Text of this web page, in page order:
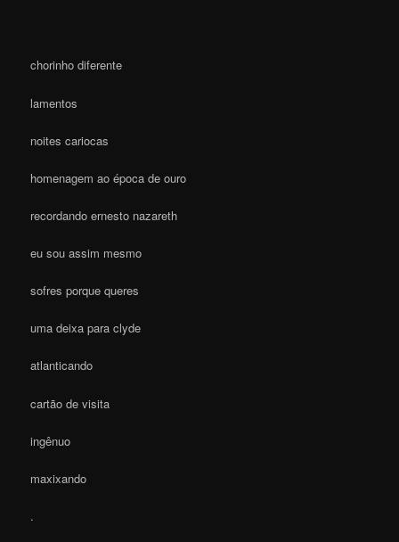
chorinho diferente
lamentos
noites cariocas
homenagem ao época de ouro
recordando ernesto nazareth
eu sou assim mesmo
sofres porque queres
uma deixa para clyde
atlanticando
cartão de visita
ingênuo
maxixando
.